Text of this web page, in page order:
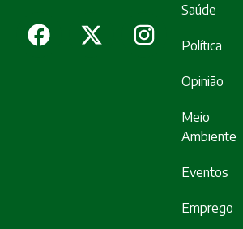
Saúde
Política
Opinião
Meio
Ambiente
Eventos
Emprego